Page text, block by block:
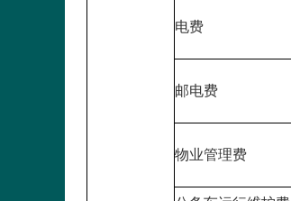
电费
邮电费
物业管理费